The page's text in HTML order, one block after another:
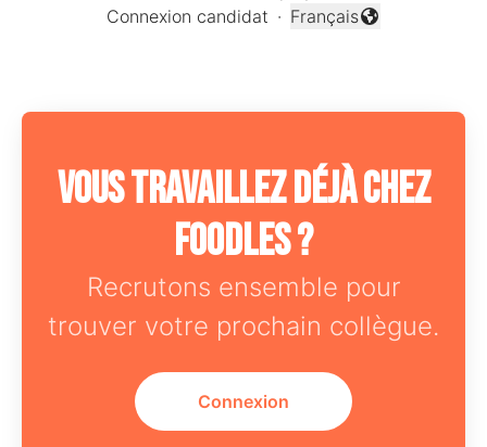
Connexion candidat ·
Changer la langue
Français
Vous travaillez déjà chez
Foodles ?
Recrutons ensemble pour
trouver votre prochain collègue.
Connexion